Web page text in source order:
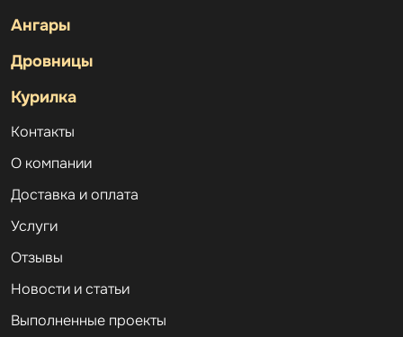
Ангары
Дровницы
Курилка
Контакты
О компании
Доставка и оплата
Услуги
Отзывы
Новости и статьи
Выполненные проекты